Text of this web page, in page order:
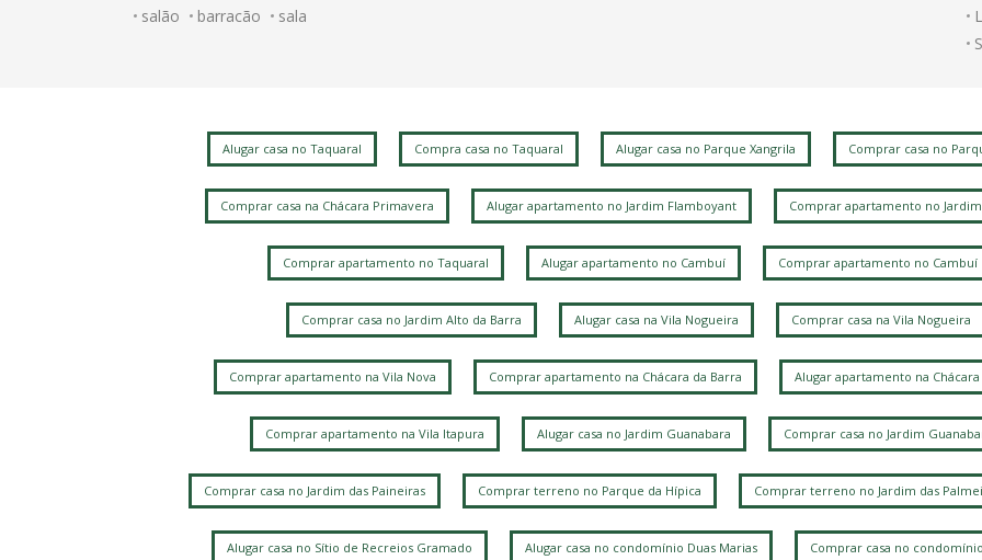
salão
barracão sala
Alugar casa no Taquaral Compra casa no Taquaral Alugar casa no Parque Xangrila Comprar casa no
Comprar casa na Chácara Primavera Alugar apartamento no Jardim Flamboyant Comprar apartamento no
Comprar apartamento no Taquaral Alugar apartamento no Cambuí Comprar apartamento no Cambuí
Comprar casa no Jardim Alto da Barra Alugar casa na Vila Nogueira Comprar casa na Vila Nogueira
Comprar apartamento na Vila Nova Comprar apartamento na Chácara da Barra Alugar apartamento na Chácara
Comprar apartamento na Vila Itapura Alugar casa no Jardim Guanabara Comprar casa no Jardim
Comprar casa no Jardim das Paineiras Comprar terreno no Parque da Hípica Comprar terreno no Jardim das
Alugar casa no Sítio de Recreios Gramado Alugar casa no condomínio Duas Marias Comprar casa no